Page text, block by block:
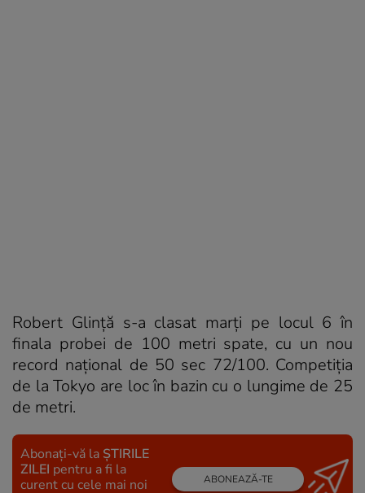
Robert Glință s-a clasat marți pe locul 6 în
finala probei de 100 metri spate, cu un nou
record național de 50 sec 72/100. Competiția
de la Tokyo are loc în bazin cu o lungime de 25
de metri.
Abonați-vă la ȘTIRILE
ZILEI pentru a fi la
curent cu cele mai noi
ABONEAZĂ-TE